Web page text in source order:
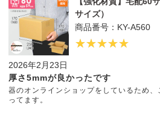
サイズ）
商品番号：KY-A560
2026年2月23日
厚さ5mmが良かったです
器のオンラインショップをしているため
ってます。